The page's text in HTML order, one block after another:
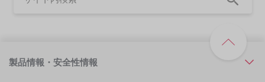
製品情報・安全性情報